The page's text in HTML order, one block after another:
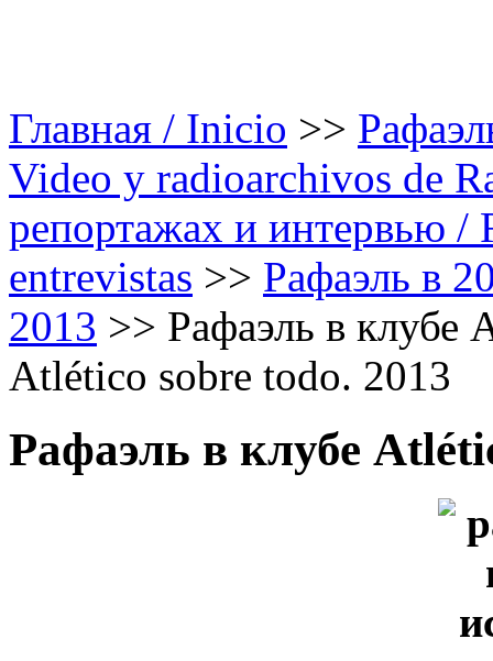
Главная / Inicio >>
Video y radioarchivos de
репортажах и интервью /
entrevistas >> Рафаэль в
2013 >> Рафаэль в клубе
Atlético sobre todo. 2013
Рафаэль в клубе